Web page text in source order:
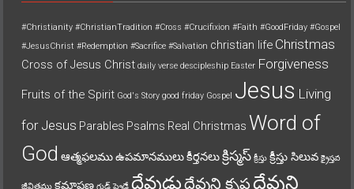
#Christianity #ChristianTradition #Cross #Crucifixion #Faith #GoodFriday #Gospel
#JesusChrist #Redemption #Sacrifice #Salvation christian life Christmas
Cross of Jesus Christ daily verse descipleship Easter Forgiveness
Fruits of the Spirit God's Story good friday Gospel Jesus Living
for Jesus Parables Psalms Real Christmas Word of
God ఆత్మఫలముఉపమానములుకీర్తనలుక్రిస్మస్ క్రీస్తు క్రీస్తు సిలువ క్రైస్తవ
జీవితము క్షమాపణ గుడ్ ఫ్రైడే దేవుడుదేవుని కృపదేవుని